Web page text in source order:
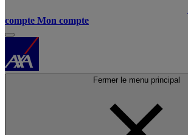
compte Mon compte
Fermer le menu principal